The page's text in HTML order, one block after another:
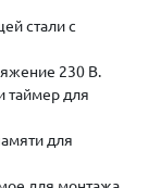
стали с
230 В.
таймер для
для